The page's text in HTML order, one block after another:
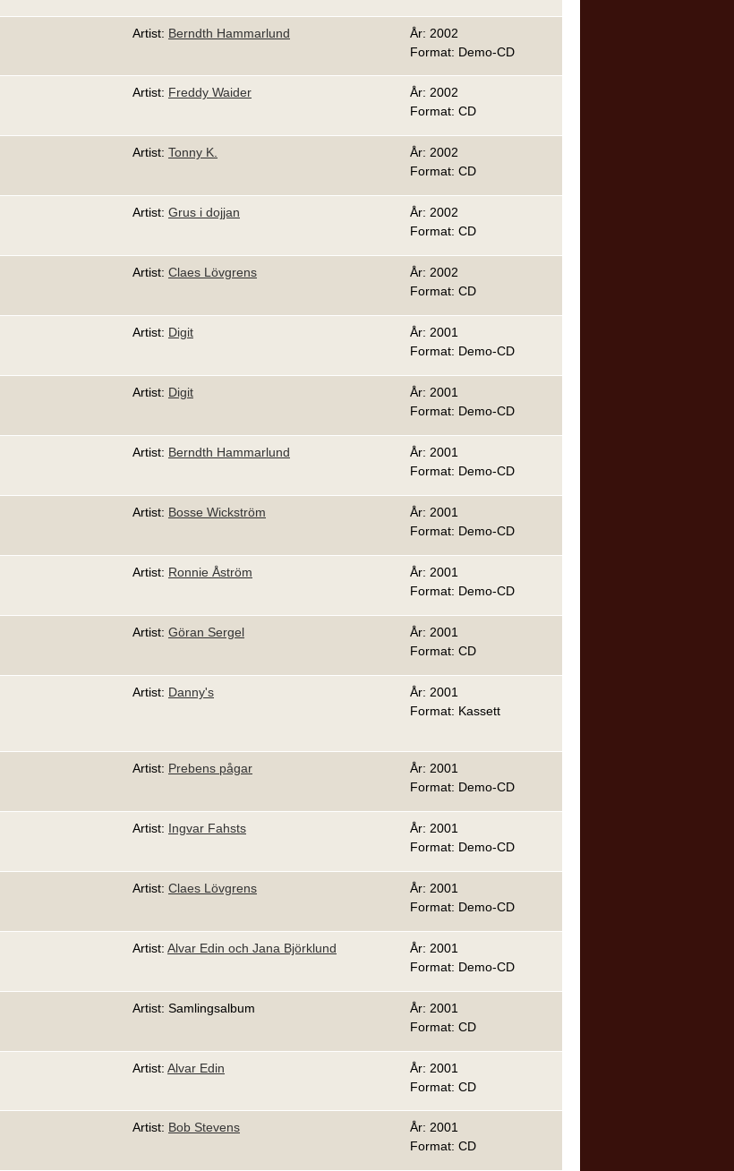
Artist: Berndth Hammarlund
År: 2002
Format: Demo-CD
Artist: Freddy Waider
År: 2002
Format: CD
Artist: Tonny K.
År: 2002
Format: CD
Artist: Grus i dojjan
År: 2002
Format: CD
Artist: Claes Lövgrens
År: 2002
Format: CD
Artist: Digit
År: 2001
Format: Demo-CD
Artist: Digit
År: 2001
Format: Demo-CD
Artist: Berndth Hammarlund
År: 2001
Format: Demo-CD
Artist: Bosse Wickström
År: 2001
Format: Demo-CD
Artist: Ronnie Åström
År: 2001
Format: Demo-CD
Artist: Göran Sergel
År: 2001
Format: CD
Artist: Danny's
År: 2001
Format: Kassett
Artist: Prebens pågar
År: 2001
Format: Demo-CD
Artist: Ingvar Fahsts
År: 2001
Format: Demo-CD
Artist: Claes Lövgrens
År: 2001
Format: Demo-CD
Artist: Alvar Edin och Jana Björklund
År: 2001
Format: Demo-CD
Artist: Samlingsalbum
År: 2001
Format: CD
Artist: Alvar Edin
År: 2001
Format: CD
Artist: Bob Stevens
År: 2001
Format: CD